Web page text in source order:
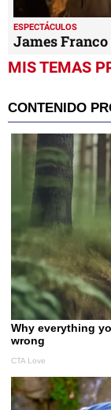
ESPECTÁCULOS
James
MIS TEMAS